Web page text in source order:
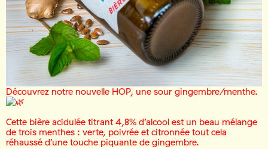
Découvrez notre nouvelle HOP, une sour gingembre/menthe.
Cette bière acidulée titrant 4,8% d’alcool est un beau mélange
de trois menthes : verte, poivrée et citronnée tout cela
réhaussé d’une touche piquante de gingembre.